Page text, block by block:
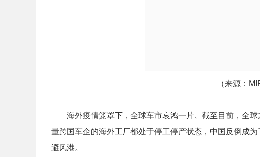
（来源：
海外疫情笼罩下，全球车市哀鸿一片。截至目前，全球
量跨国车企的海外工厂都处于停工停产状态，中国反倒成
避风港。